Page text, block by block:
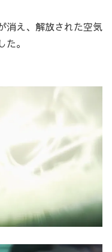
消え、解放された空気
。